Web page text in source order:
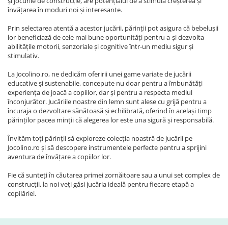
învățarea în moduri noi și interesante.
Prin selectarea atentă a acestor jucării, părinții pot asigura că bebelușii
lor beneficiază de cele mai bune oportunități pentru a-și dezvolta
abilitățile motorii, senzoriale și cognitive într-un mediu sigur și
stimulativ.
La Jocolino.ro, ne dedicăm oferirii unei game variate de jucării
educative și sustenabile, concepute nu doar pentru a îmbunătăți
experiența de joacă a copiilor, dar și pentru a respecta mediul
înconjurător. Jucăriile noastre din lemn sunt alese cu grijă pentru a
încuraja o dezvoltare sănătoasă și echilibrată, oferind în același timp
părinților pacea minții că alegerea lor este una sigură și responsabilă.
Învităm toți părinții să exploreze colecția noastră de jucării pe
Jocolino.ro și să descopere instrumentele perfecte pentru a sprijini
aventura de învățare a copiilor lor.
Fie că sunteți în căutarea primei zornăitoare sau a unui set complex de
construcții, la noi veți găsi jucăria ideală pentru fiecare etapă a
copilăriei.